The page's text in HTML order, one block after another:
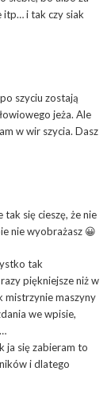
itp… i tak czy siak
szyciu zostają
jeża. Ale
w wir szycia. Dasz
tak się cieszę, że nie
nie wyobrażasz 😀
tak
piękniejsze niż w
mistrzynie maszyny
we wpisie,
ja się zabieram to
i dlatego